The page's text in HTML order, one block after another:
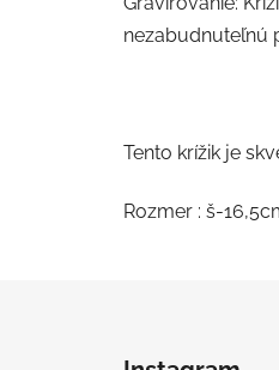
nezabudnuteľnú
Tento krížik je
Rozmer : š-